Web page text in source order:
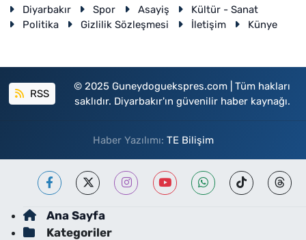
Diyarbakır Spor Asayiş
Kültür - Sanat
Politika
Gizlilik Sözleşmesi İletişim Künye
RSS
© 2025 Guneydoguekspres.com | Tüm hakları
saklıdır. Diyarbakır'ın güvenilir haber kaynağı.
Haber Yazılımı: TE Bilişim
Ana Sayfa
Kategoriler